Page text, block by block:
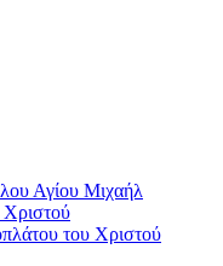
Αγίου Μιχαήλ
του Χριστού